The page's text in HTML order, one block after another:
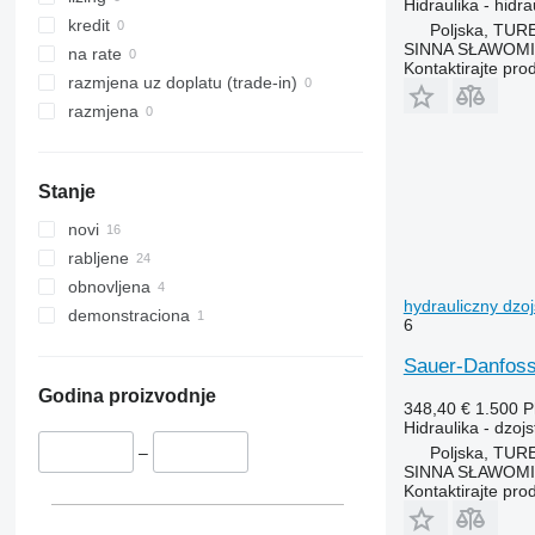
Magnum
Maxxum
Optum
Puma
1910
1950
2030
2054
2130
2140
2254
2264
2650
3050
3340
kredit
na rate
razmjena uz doplatu (trade-in)
razmjena
Stanje
novi
rabljene
obnovljena
demonstraciona
Godina proizvodnje
–
Hidraulika -
Poljska,
SINNA
Kontaktirajte
hydrauliczny
6
Sauer-
348,40 € 1.500
Hidraulika -
Poljska,
SINNA
Kontaktirajte